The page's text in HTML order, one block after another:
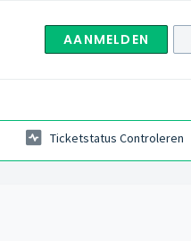
AANMELDEN
Ticketstatus Controleren